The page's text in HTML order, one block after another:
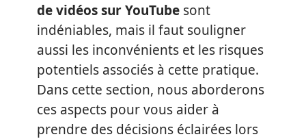
de vidéos sur YouTube sont
indéniables, mais il faut souligner
aussi les inconvénients et les risques
potentiels associés à cette pratique.
Dans cette section, nous aborderons
ces aspects pour vous aider à
prendre des décisions éclairées lors